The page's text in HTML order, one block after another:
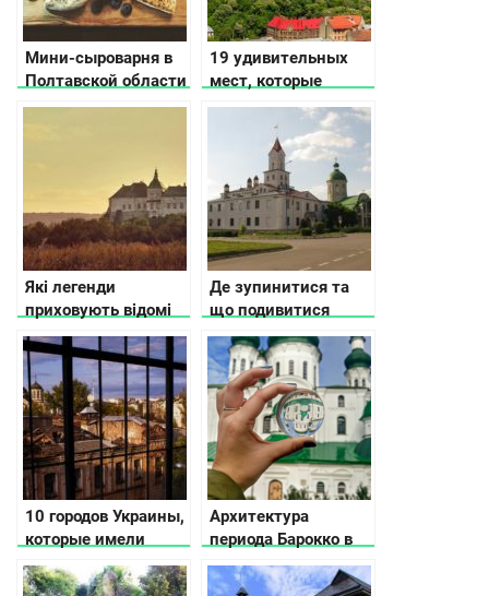
Мини-сыроварня в
Полтавской области
с авторскими и эко-
19 удивительных
мест, которые
нужно посетить
Які легенди
приховують відомі
замки України
Де зупинитися та
що подивитися
дорогою із Києва у
Львів
10 городов Украины,
которые имели
статус столицы
Архитектура
периода Барокко в
Украине